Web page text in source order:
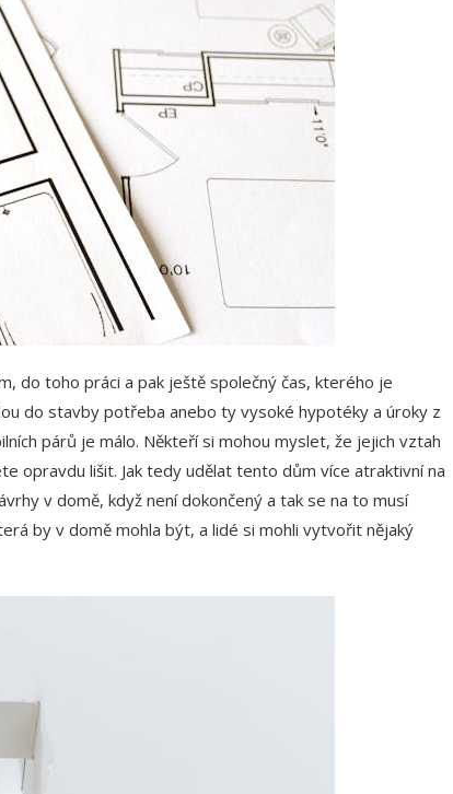
do toho práci a pak ještě společný čas, kterého je
do stavby potřeba anebo ty vysoké hypotéky a úroky z
párů je málo. Někteří si mohou myslet, že jejich vztah
opravdu lišit. Jak tedy udělat tento dům více atraktivní na
v domě, když není dokončený a tak se na to musí
by v domě mohla být, a lidé si mohli vytvořit nějaký